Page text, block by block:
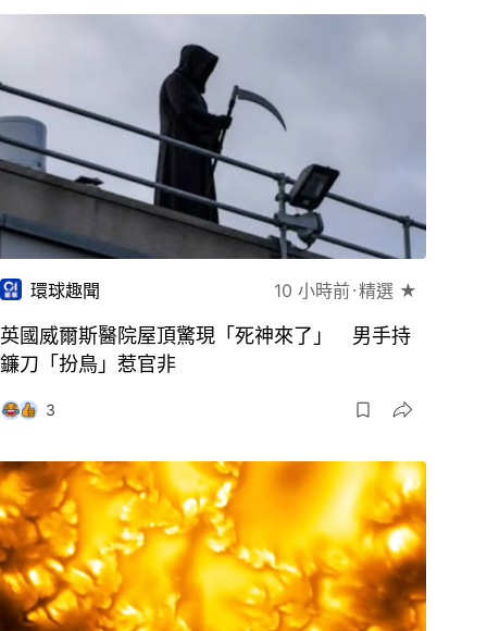
環球趣聞 10 小時前 精選 ★
英國威爾斯醫院屋頂驚現「死神來了」 男手持
鐮刀「扮鳥」惹官非
3